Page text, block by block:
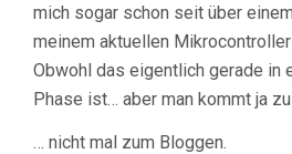
mich sogar schon seit über
meinem aktuellen
Obwohl das eigentlich gerade in
Phase ist… aber man kommt ja
… nicht mal zum Bloggen.